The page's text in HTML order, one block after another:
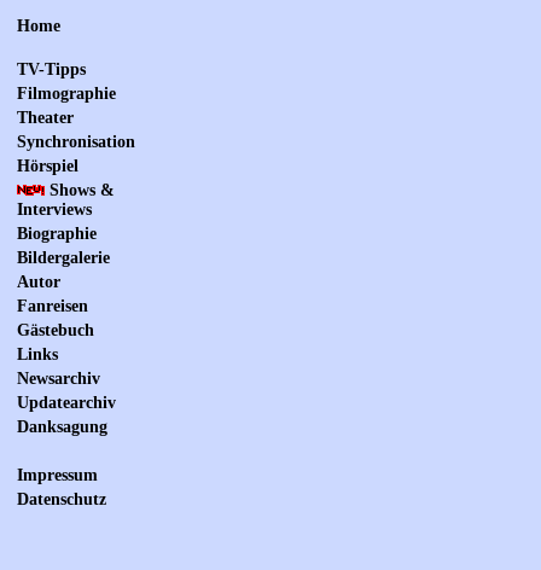
Home
TV-Tipps
Filmographie
Theater
Synchronisation
Hörspiel
Shows &
Interviews
Biographie
Bildergalerie
Autor
Fanreisen
Gästebuch
Links
Newsarchiv
Updatearchiv
Danksagung
Impressum
Datenschutz